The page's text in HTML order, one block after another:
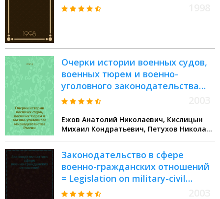
Очерки истории военных судов,
военных тюрем и военно-
уголовного законодательства
России : Монография
Ежов Анатолий Николаевич, Кислицын
Михаил Кондратьевич, Петухов Николай
Законодательство в сфере
военно-гражданских отношений
= Legislation on military-civil
relations